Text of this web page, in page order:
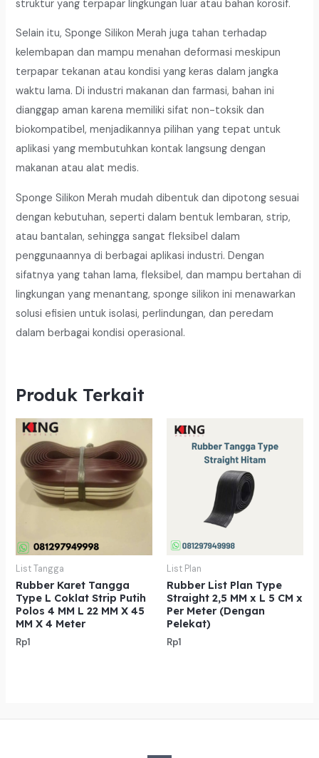
struktur yang terpapar lingkungan luar atau bahan korosif.
Selain itu, Sponge Silikon Merah juga tahan terhadap
kelembapan dan mampu menahan deformasi meskipun
terpapar tekanan atau kondisi yang keras dalam jangka
waktu lama. Di industri makanan dan farmasi, bahan ini
dianggap aman karena memiliki sifat non-toksik dan
biokompatibel, menjadikannya pilihan yang tepat untuk
aplikasi yang membutuhkan kontak langsung dengan
makanan atau alat medis.
Sponge Silikon Merah mudah dibentuk dan dipotong sesuai
dengan kebutuhan, seperti dalam bentuk lembaran, strip,
atau bantalan, sehingga sangat fleksibel dalam
penggunaannya di berbagai aplikasi industri. Dengan
sifatnya yang tahan lama, fleksibel, dan mampu bertahan di
lingkungan yang menantang, sponge silikon ini menawarkan
solusi efisien untuk isolasi, perlindungan, dan peredam
dalam berbagai kondisi operasional.
Produk Terkait
List Tangga
Rubber Karet Tangga
Type L Coklat Strip Putih
Polos 4 MM L 22 MM X 45
MM X 4 Meter
Rp1
List Plan
Rubber List Plan Type
Straight 2,5 MM x L 5 CM x
Per Meter (Dengan
Pelekat)
Rp1